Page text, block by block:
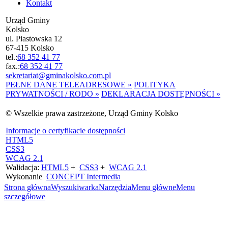
Kontakt
Urząd Gminy
Kolsko
ul. Piastowska 12
67-415 Kolsko
tel.:68 352 41 77
fax.:68 352 41 77
sekretariat@gminakolsko.com.pl
PEŁNE DANE TELEADRESOWE » POLITYKA
PRYWATNOŚCI / RODO » DEKLARACJA DOSTĘPNOŚCI »
© Wszelkie prawa zastrzeżone, Urząd Gminy Kolsko
Informacje o certyfikacie dostępności
HTML5
CSS3
WCAG 2.1
Walidacja: HTML5 + CSS3 + WCAG 2.1
Wykonanie CONCEPT Intermedia
Strona głównaWyszukiwarkaNarzędziaMenu główneMenu
szczegółowe